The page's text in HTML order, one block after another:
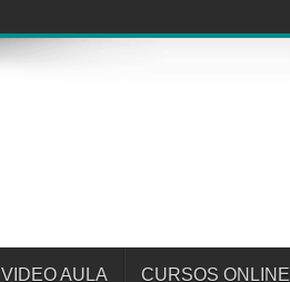
VIDEO AULA CURSOS ONLINE